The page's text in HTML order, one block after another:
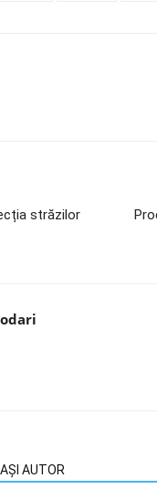
străzilor
AUTOR